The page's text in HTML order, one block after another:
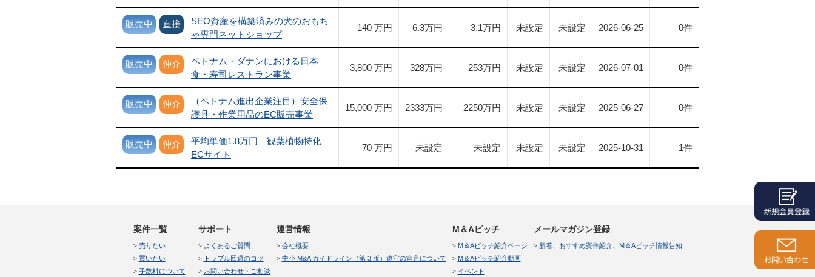
販売中 直接
SEO資産を構築済みの犬のおもち
ゃ専門ネットショップ
140 万円 6.3万円 3.1万円 未設定 未設定 2026-06-25 0件
販売中 仲介
ベトナム・ダナンにおける日本
食・寿司レストラン事業
3,800 万円 328万円 253万円 未設定 未設定 2026-07-01 0件
販売中 仲介
（ベトナム進出企業注目）安全保
護具・作業用品のEC販売事業
15,000 万円 2333万円 2250万円 未設定 未設定 2025-06-27 0件
販売中 仲介
平均単価1.8万円 観葉植物特化
ECサイト
70 万円 未設定 未設定 未設定 未設定 2025-10-31 1件
案件一覧
売りたい
買いたい
手数料について
サポート
よくあるご質問
トラブル回避のコツ
お問い合わせ・ご相談
運営情報
会社概要
中小 M&A ガイドライン（第 3 版）遵守の宣言について
M＆Aピッチ
M＆Aピッチ紹介ページ
M＆Aピッチ紹介動画
イベント
メールマガジン登録
新着、おすすめ案件紹介、M＆Aピッチ情報告知